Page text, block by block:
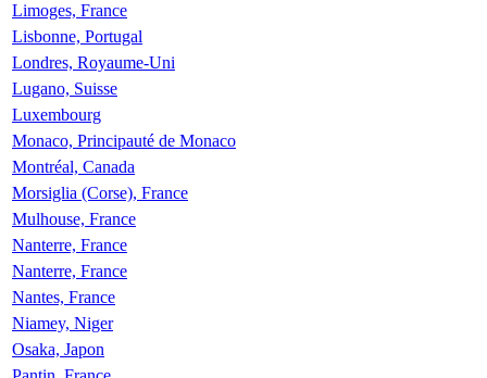
Limoges, France
Lisbonne, Portugal
Londres, Royaume-Uni
Lugano, Suisse
Luxembourg
Monaco, Principauté de Monaco
Montréal, Canada
Morsiglia (Corse), France
Mulhouse, France
Nanterre, France
Nanterre, France
Nantes, France
Niamey, Niger
Osaka, Japon